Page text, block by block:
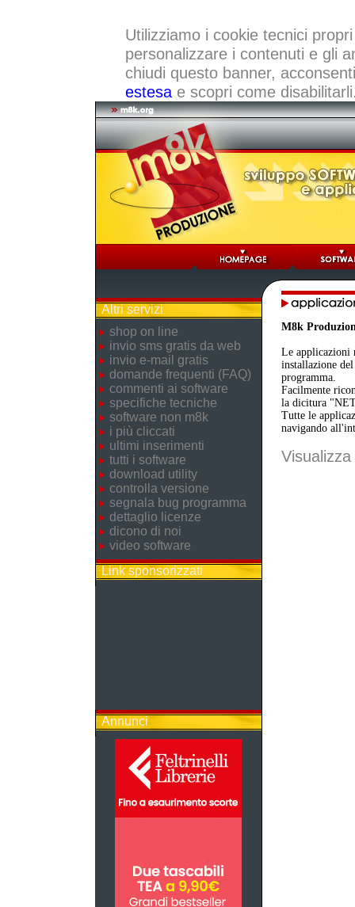
Utilizziamo i cookie tecnici
personalizzare i contenuti e gli
chiudi questo banner,
estesae scopri come
Altri servizi
shop on line
invio sms gratis da web
invio e-mail gratis
domande frequenti (FAQ)
commenti ai software
specifiche tecniche
software non m8k
i più cliccati
ultimi inserimenti
tutti i software
download utility
controlla versione
segnala bug programma
dettaglio licenze
dicono di noi
video software
Link sponsorizzati
Annunci
M8k
Le applicazioni
installazione
programma.
Facilmente
la dicitura
Tutte le
navigando